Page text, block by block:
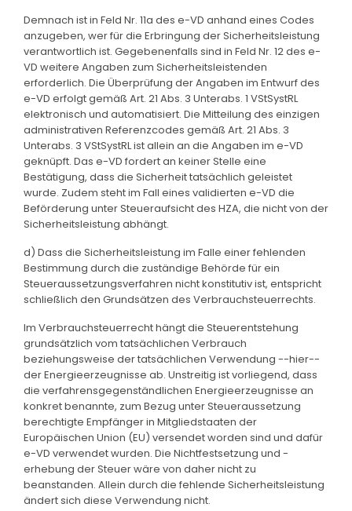
Demnach ist in Feld Nr. 11a des e-VD anhand eines Codes
anzugeben, wer für die Erbringung der Sicherheitsleistung
verantwortlich ist. Gegebenenfalls sind in Feld Nr. 12 des e-
VD weitere Angaben zum Sicherheitsleistenden
erforderlich. Die Überprüfung der Angaben im Entwurf des
e-VD erfolgt gemäß Art. 21 Abs. 3 Unterabs. 1 VStSystRL
elektronisch und automatisiert. Die Mitteilung des einzigen
administrativen Referenzcodes gemäß Art. 21 Abs. 3
Unterabs. 3 VStSystRL ist allein an die Angaben im e-VD
geknüpft. Das e-VD fordert an keiner Stelle eine
Bestätigung, dass die Sicherheit tatsächlich geleistet
wurde. Zudem steht im Fall eines validierten e-VD die
Beförderung unter Steueraufsicht des HZA, die nicht von der
Sicherheitsleistung abhängt.
d) Dass die Sicherheitsleistung im Falle einer fehlenden
Bestimmung durch die zuständige Behörde für ein
Steueraussetzungsverfahren nicht konstitutiv ist, entspricht
schließlich den Grundsätzen des Verbrauchsteuerrechts.
Im Verbrauchsteuerrecht hängt die Steuerentstehung
grundsätzlich vom tatsächlichen Verbrauch
beziehungsweise der tatsächlichen Verwendung --hier--
der Energieerzeugnisse ab. Unstreitig ist vorliegend, dass
die verfahrensgegenständlichen Energieerzeugnisse an
konkret benannte, zum Bezug unter Steueraussetzung
berechtigte Empfänger in Mitgliedstaaten der
Europäischen Union (EU) versendet worden sind und dafür
e-VD verwendet wurden. Die Nichtfestsetzung und -
erhebung der Steuer wäre von daher nicht zu
beanstanden. Allein durch die fehlende Sicherheitsleistung
ändert sich diese Verwendung nicht.